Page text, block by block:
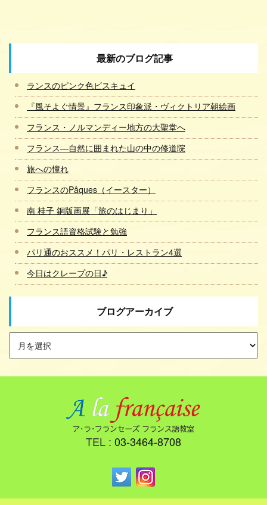
最新のブログ記事
ランスのピンク色ビスキュイ
『風そよぐ情景』フランス印象派・ヴィクトリア朝絵画
フランス・ノルマンディー地方の大聖堂へ
フランス―自然に囲まれた山の中の修道院
旅への憧れ
フランスのPâques（イースター）
南 桂子 銅版画展「旅のはじまり」
フランス語資格試験と勉強
パリ通のおススメ！パリ・レストラン4選
今日はクレープの日♪
ブログアーカイブ
TEL : 03-3464-8708